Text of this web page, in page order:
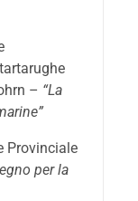
– “La
Provinciale
per la